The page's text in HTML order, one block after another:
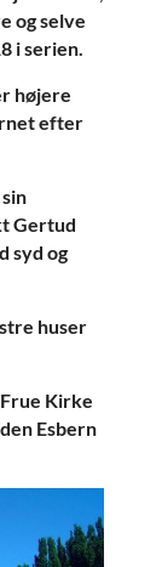
og selve
i serien.
højere
efter
Gertud
syd og
huser
Kirke
Esbern